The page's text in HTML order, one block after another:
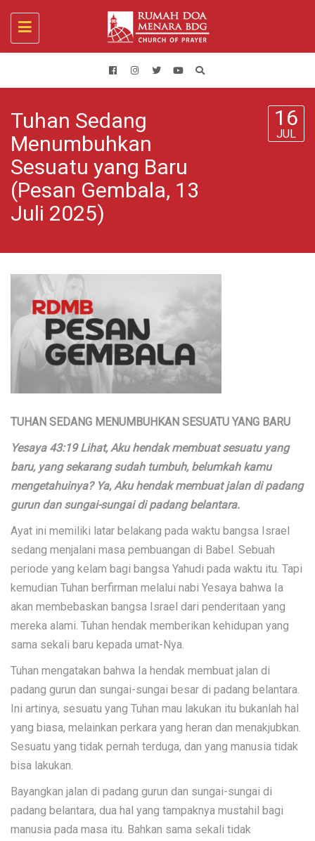
Toggle
navigation
Tuhan Sedang
Menumbuhkan
Sesuatu yang Baru
(Pesan Gembala, 13
Juli 2025)
16
JUL
TUHAN SEDANG MENUMBUHKAN SESUATU YANG BARU
Yesaya 43:19 Lihat, Aku hendak membuat sesuatu yang
baru, yang sekarang sudah tumbuh, belumkah kamu
mengetahuinya? Ya, Aku hendak membuat jalan di padang
gurun dan sungai-sungai di padang belantara.
Ayat ini memiliki latar belakang pada waktu bangsa Israel
sedang menjalani masa pembuangan di Babel. Sebuah
periode yang kelam bagi bangsa Yahudi pada waktu itu. Tapi
kemudian Tuhan berfirman melalui nabi Yesaya bahwa Ia
akan membebaskan bangsa Israel dari penderitaan yang
mereka alami. Tuhan hendak memberikan kehidupan yang
sama sekali baru kepada umat-Nya.
Tuhan mengatakan bahwa Ia hendak membuat jalan di
padang gurun dan sungai-sungai besar di padang belantara.
Ini artinya, sesuatu yang Tuhan mau lakukan itu bukanlah hal
yang biasa, melainkan perkara yang heran dan menakjubkan.
Sesuatu yang tidak pernah terduga, dan yang manusia tidak
bisa lakukan.
Bayangkan jalan di padang gurun dan sungai-sungai di
padang belantara, dua hal yang tampaknya mustahil bagi
manusia pada masa itu. Bahkan sama sekali tidak